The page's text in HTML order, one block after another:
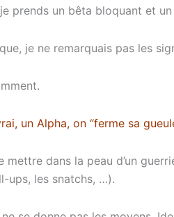
prends un bêta bloquant et
je ne remarquais pas les
un Alpha, on “ferme sa
mettre dans la peau d’un
ups, les snatchs, …).